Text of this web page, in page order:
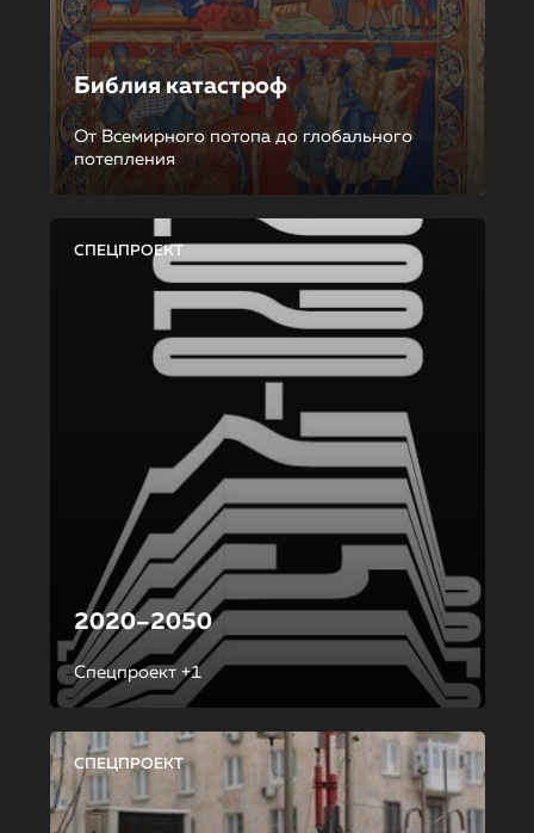
Библия катастроф
От Всемирного потопа до глобального
потепления
СПЕЦПРОЕКТ
2020–2050
Спецпроект +1
СПЕЦПРОЕКТ